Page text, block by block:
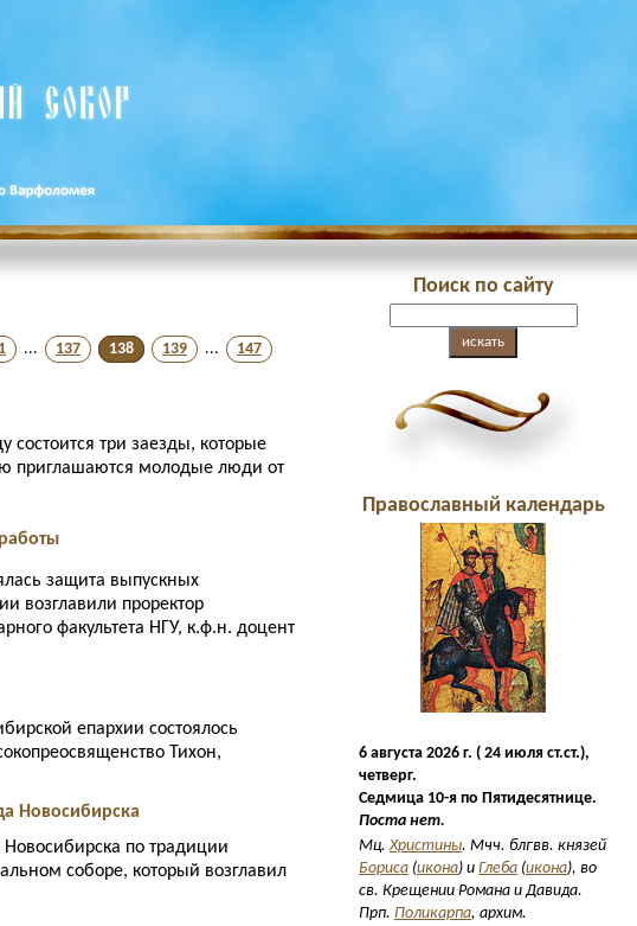
1 ... 137 138 139 ... 147
состоится три заезды, которые
приглашаются молодые люди от
защита выпускных
возглавили проректор
факультета НГУ, к.ф.н. доцент
епархии состоялось
Тихон,
Новосибирска
по традиции
соборе, который возглавил
Поиск по сайту
Православный календарь
6 августа 2026 г. ( 24 июля ст.ст.),
четверг.
Седмица 10-я по Пятидесятнице.
Поста нет.
Мц.Христины. Мчч. блгвв. князей
Бориса (икона) и Глеба (икона), во
св. Крещении Романа и Давида.
Прп. Поликарпа, архим.